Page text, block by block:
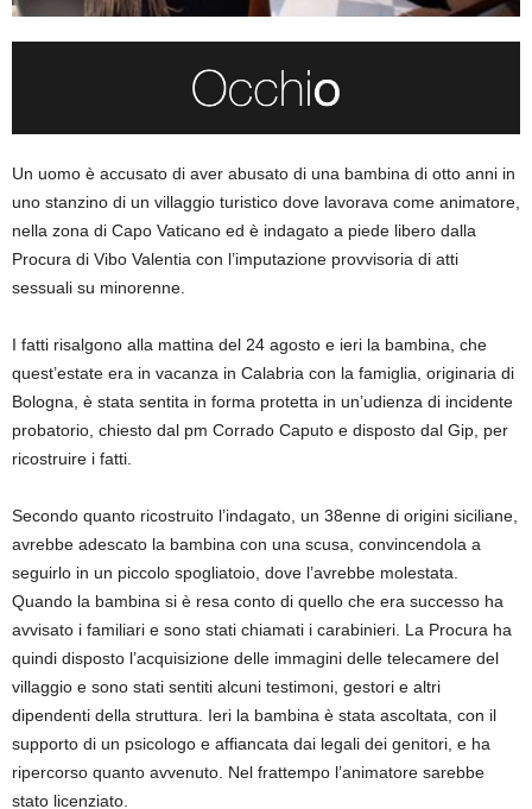
Un uomo è accusato di aver abusato di una bambina di otto anni in
uno stanzino di un villaggio turistico dove lavorava come animatore,
nella zona di Capo Vaticano ed è indagato a piede libero dalla
Procura di Vibo Valentia con l’imputazione provvisoria di atti
sessuali su minorenne.
I fatti risalgono alla mattina del 24 agosto e ieri la bambina, che
quest’estate era in vacanza in Calabria con la famiglia, originaria di
Bologna, è stata sentita in forma protetta in un’udienza di incidente
probatorio, chiesto dal pm Corrado Caputo e disposto dal Gip, per
ricostruire i fatti.
Secondo quanto ricostruito l’indagato, un 38enne di origini siciliane,
avrebbe adescato la bambina con una scusa, convincendola a
seguirlo in un piccolo spogliatoio, dove l’avrebbe molestata.
Quando la bambina si è resa conto di quello che era successo ha
avvisato i familiari e sono stati chiamati i carabinieri. La Procura ha
quindi disposto l’acquisizione delle immagini delle telecamere del
villaggio e sono stati sentiti alcuni testimoni, gestori e altri
dipendenti della struttura. Ieri la bambina è stata ascoltata, con il
supporto di un psicologo e affiancata dai legali dei genitori, e ha
ripercorso quanto avvenuto. Nel frattempo l’animatore sarebbe
stato licenziato.